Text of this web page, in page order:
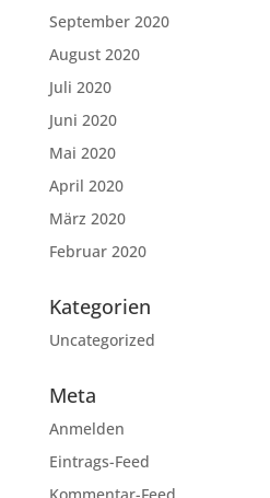
September 2020
August 2020
Juli 2020
Juni 2020
Mai 2020
April 2020
März 2020
Februar 2020
Kategorien
Uncategorized
Meta
Anmelden
Eintrags-Feed